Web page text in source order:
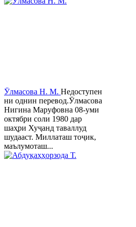
Ӯлмасова Н. М. Недоступен
ни однин перевод.Ӯлмасова
Нигина Маруфовна 08-уми
октябри соли 1980 дар
шаҳри Хуҷанд таваллуд
шудааст. Миллаташ тоҷик,
маълумоташ...